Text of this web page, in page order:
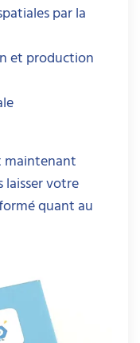
par la
et production
maintenant
laisser votre
quant au